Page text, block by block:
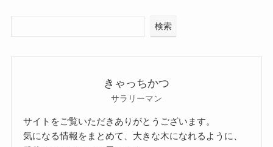
検索
きゃっちかつ
サラリーマン
サイトをご覧いただきありがとうございます。
気になる情報をまとめて、大きな木になれるように、